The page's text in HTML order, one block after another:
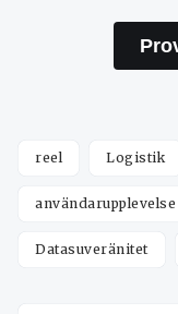
reel Logistik
användarupplevelse
Datasuveränitet